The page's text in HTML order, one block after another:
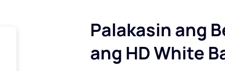
Palakasin ang
ang HD White